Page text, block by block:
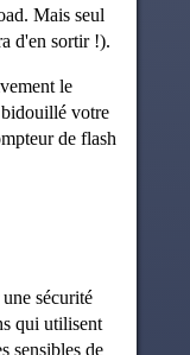
Mais seul
d'en sortir !).
le
votre
de flash
sécurité
qui utilisent
sensibles de